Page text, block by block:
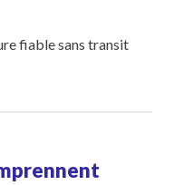
fiable sans transit